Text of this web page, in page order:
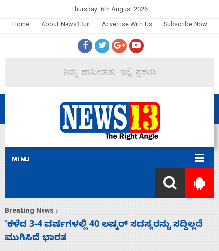
Thursday, 6th August 2026
Home
About News13.in Advertise With Us Subscribe Now
Breaking News :
ಸದ್ದಿಲ್ಲದೆ
ಕೆಂಪು ಸಮುದ್ರದಲ್ಲಿ ದಾಳಿ, ಭಾರತ ಧ್ವಜ